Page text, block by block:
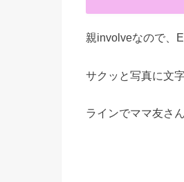
親involveなので、
サクッと写真に文
ラインでママ友さ